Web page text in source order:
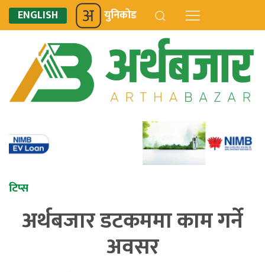
ENGLISH युनिकोड
टिप्स
अर्थबजार डटकममा काम गर्ने
अवसर